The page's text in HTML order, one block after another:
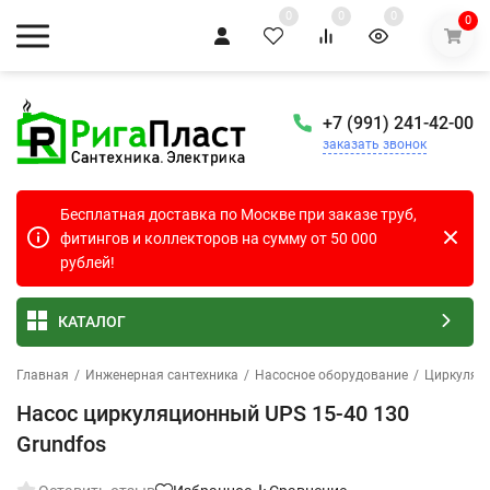
0 0 0 0
+7 (991) 241-42-00
заказать звонок
Бесплатная доставка по Москве при заказе труб,
фитингов и коллекторов на сумму от 50 000
рублей!
КАТАЛОГ
Главная / Инженерная сантехника / Насосное оборудование /
Насос циркуляционный UPS 15-40 130
Grundfos